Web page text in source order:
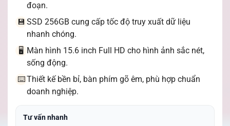
đoạn.
💾 SSD 256GB cung cấp tốc độ truy xuất dữ liệu
nhanh chóng.
🖥️ Màn hình 15.6 inch Full HD cho hình ảnh sắc nét,
sống động.
⌨️Thiết kế bền bỉ, bàn phím gõ êm, phù hợp chuẩn
doanh nghiệp.
Tư vấn nhanh